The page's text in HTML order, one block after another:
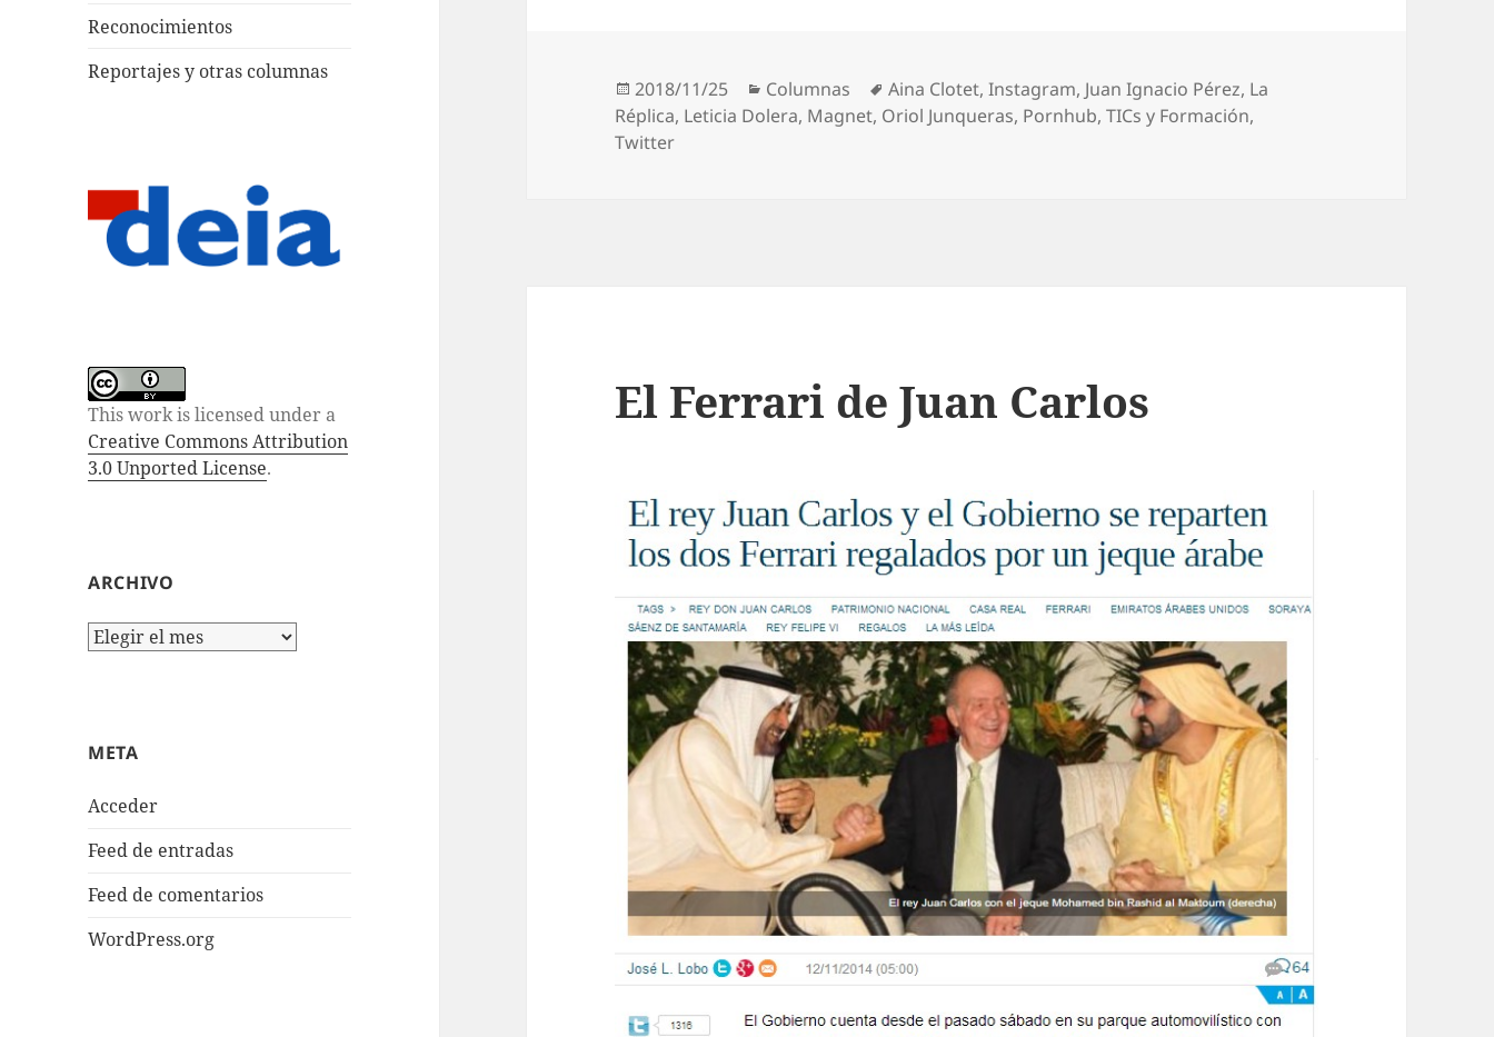
Reconocimientos
Reportajes y otras columnas
This work is licensed under a
Creative Commons Attribution
3.0 Unported License.
ARCHIVO
Archivo
META
Acceder
Feed de entradas
Feed de comentarios
WordPress.org
Publicado
el
2018/11/25 Categorías
Columnas Etiquetas
Aina Clotet,Instagram, Juan Ignacio Pérez, La
Réplica, Leticia Dolera, Magnet, Oriol Junqueras, Pornhub,TICs y Formación,
Twitter
El Ferrari de Juan Carlos